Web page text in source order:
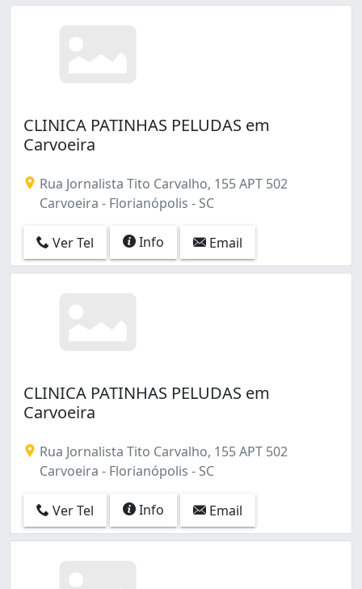
CLINICA PATINHAS PELUDAS em
Carvoeira
Rua Jornalista Tito Carvalho, 155 APT 502
Carvoeira - Florianópolis - SC
Ver Tel Info Email
CLINICA PATINHAS PELUDAS em
Carvoeira
Rua Jornalista Tito Carvalho, 155 APT 502
Carvoeira - Florianópolis - SC
Ver Tel Info Email